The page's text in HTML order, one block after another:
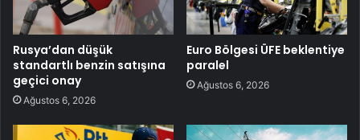
Rusya’dan düşük
standartlı benzin satışına
geçici onay
Ağustos 6, 2026
Euro Bölgesi ÜFE beklentiye
paralel
Ağustos 6, 2026